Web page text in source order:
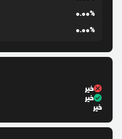
0.00%
0.00%
خیر
خیر
خیر